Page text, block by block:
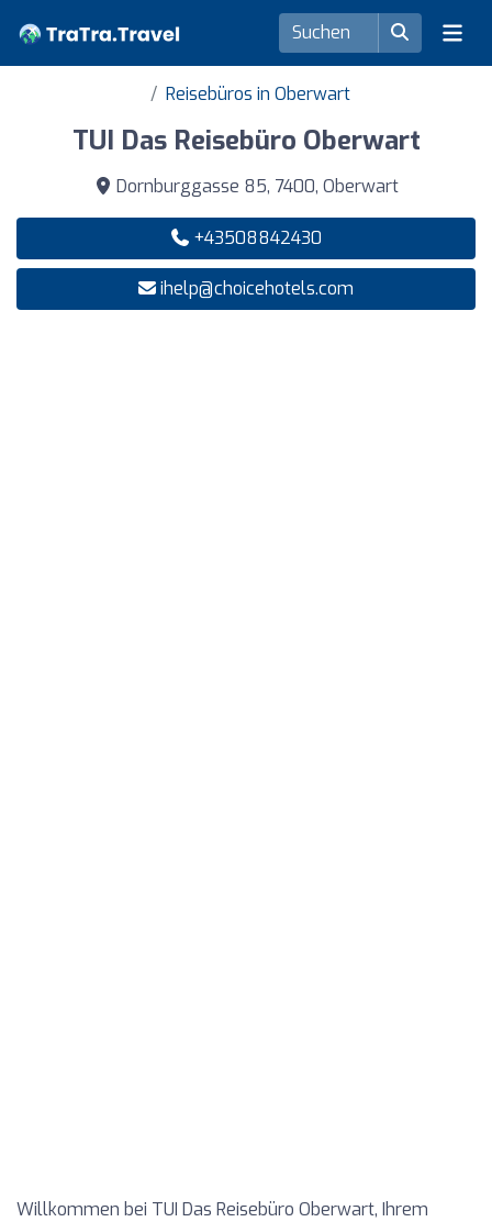
Reisebüros in Oberwart
TUI Das Reisebüro Oberwart
Dornburggasse 85, 7400, Oberwart
+43508842430
ihelp@choicehotels.com
Willkommen bei TUI Das Reisebüro Oberwart, Ihrem